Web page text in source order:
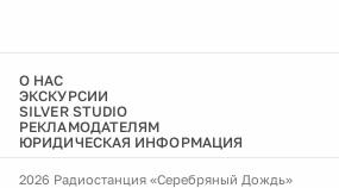
О НАС
ЭКСКУРСИИ
SILVER STUDIO
РЕКЛАМОДАТЕЛЯМ
ЮРИДИЧЕСКАЯ ИНФОРМАЦИЯ
2026 Радиостанция «Серебряный Дождь»